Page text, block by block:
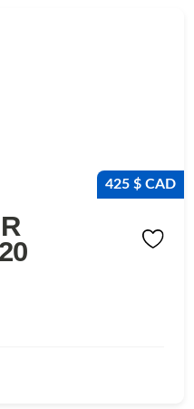
425 $ CAD